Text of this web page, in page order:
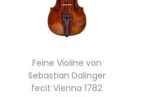
Feine Violine von
Sebastian Dalinger
fecit Vienna 1782